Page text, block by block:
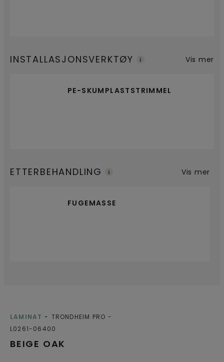
INSTALLASJONSVERKTØY
PE-SKUMPLASTSTRIMMEL
Vis mer
ETTERBEHANDLING
FUGEMASSE
Vis mer
BEIGE OAK
LAMINAT
TRONDHEIM PRO
L0261-06400